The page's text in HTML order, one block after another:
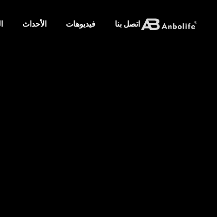
الأحداث فيديوهات اتصل بنا